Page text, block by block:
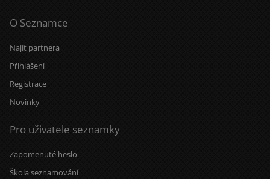
O Seznamce
Najít partnera
Přihlášení
Registrace
Novinky
Pro uživatele seznamky
Zapomenuté heslo
Škola seznamování